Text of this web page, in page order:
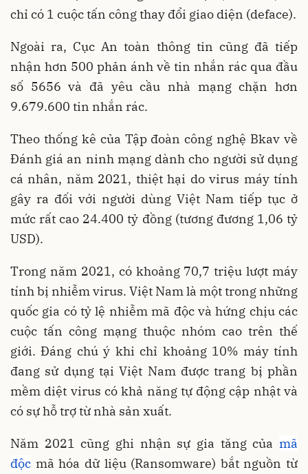
chỉ có 1 cuộc tấn công thay đổi giao diện (deface).
Ngoài ra, Cục An toàn thông tin cũng đã tiếp
nhận hơn 500 phản ánh về tin nhắn rác qua đầu
số 5656 và đã yêu cầu nhà mạng chặn hơn
9.679.600 tin nhắn rác.
Theo thống kê của Tập đoàn công nghệ Bkav về
Đánh giá an ninh mạng dành cho người sử dụng
cá nhân, năm 2021, thiệt hại do virus máy tính
gây ra đối với người dùng Việt Nam tiếp tục ở
mức rất cao 24.400 tỷ đồng (tương đương 1,06 tỷ
USD).
Trong năm 2021, có khoảng 70,7 triệu lượt máy
tính bị nhiễm virus. Việt Nam là một trong những
quốc gia có tỷ lệ nhiễm mã độc và hứng chịu các
cuộc tấn công mạng thuộc nhóm cao trên thế
giới. Đáng chú ý khi chỉ khoảng 10% máy tính
đang sử dụng tại Việt Nam được trang bị phần
mềm diệt virus có khả năng tự động cập nhật và
có sự hỗ trợ từ nhà sản xuất.
Năm 2021 cũng ghi nhận sự gia tăng của mã
độc mã hóa dữ liệu (Ransomware) bắt nguồn từ